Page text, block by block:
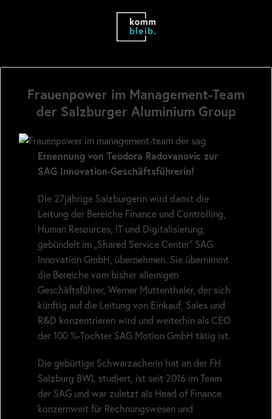
Frauenpower im Management-Team
der Salzburger Aluminium Group
Ernennung von Teodora Radovanovic zur
SAG Innovation-Geschäftsführerin!
Die 27jährige Salzburgerin wird damit die
Leitung der Bereiche Finance und Controlling,
Human Resources, IT und Digitalisierung,
gebündelt im „Shared Service Center“ SAG
Innovation GmbH, übernehmen. Sie übernimmt
die Bereiche vom bisher alleinigen
Geschäftsführer, Werner Muttenthaler, der sich
künftig auf die Leitung von Einkauf, Sales und
R&D konzentrieren wird und weiterhin als CEO
der 100 %-Tochter SAG Motion GmbH tätig ist.
Die gebürtige Schwarzacherin hat an der FH
Salzburg BWL studiert, ist seit 2016 im Team
der SAG und war zuletzt als Head of Finance
konzernweit für Rechnungswesen und